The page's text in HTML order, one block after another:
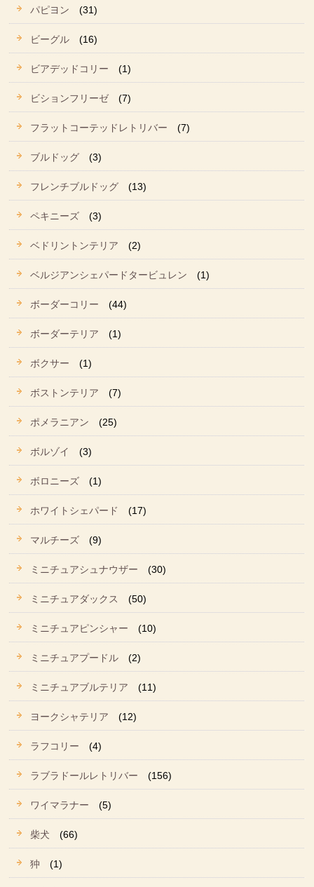
パピヨン (31)
ビーグル (16)
ビアデッドコリー (1)
ビションフリーゼ (7)
フラットコーテッドレトリバー (7)
ブルドッグ (3)
フレンチブルドッグ (13)
ペキニーズ (3)
ベドリントンテリア (2)
ベルジアンシェパードタービュレン (1)
ボーダーコリー (44)
ボーダーテリア (1)
ボクサー (1)
ボストンテリア (7)
ポメラニアン (25)
ボルゾイ (3)
ボロニーズ (1)
ホワイトシェパード (17)
マルチーズ (9)
ミニチュアシュナウザー (30)
ミニチュアダックス (50)
ミニチュアピンシャー (10)
ミニチュアプードル (2)
ミニチュアブルテリア (11)
ヨークシャテリア (12)
ラフコリー (4)
ラブラドールレトリバー (156)
ワイマラナー (5)
柴犬 (66)
狆 (1)